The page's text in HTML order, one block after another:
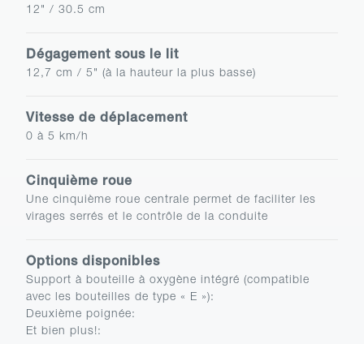
12" / 30.5 cm
Dégagement sous le lit
12,7 cm / 5" (à la hauteur la plus basse)
Vitesse de déplacement
0 à 5 km/h
Cinquième roue
Une cinquième roue centrale permet de faciliter les
virages serrés et le contrôle de la conduite
Options disponibles
Support à bouteille à oxygène intégré (compatible
avec les bouteilles de type « E »):
Deuxième poignée:
Et bien plus!: